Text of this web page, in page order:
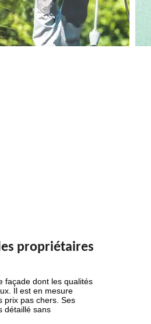
propriétaires
façade dont les qualités
Il est en mesure
prix pas chers. Ses
détaillé sans